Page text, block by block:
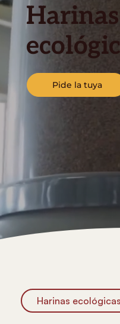
Pide la tuya
Harinas ecológicas